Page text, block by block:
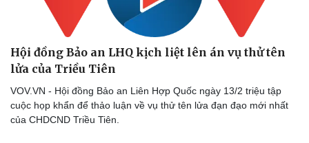
Thể thao
Bóng đá
Thế giới thể thao
eSports
Hậu trường
Ô tô - Xe máy
Tư vấn
Hội đồng Bảo an LHQ kịch liệt lên án vụ thử tên
lửa của Triều Tiên
VOV.VN - Hội đồng Bảo an Liên Hợp Quốc ngày 13/2 triệu tập
cuộc họp khẩn để thảo luận về vụ thử tên lửa đạn đạo mới nhất
của CHDCND Triều Tiên.